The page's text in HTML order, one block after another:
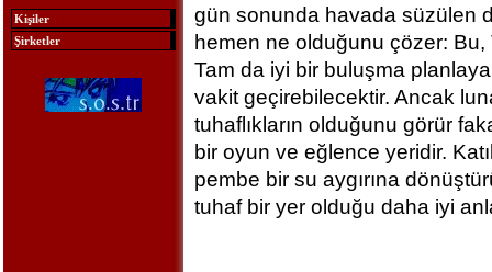
Kişiler
Şirketler
gün sonunda havada süzülen
hemen ne olduğunu çözer: Bu,
Tam da iyi bir buluşma
vakit geçirebilecektir. Ancak
tuhaflıkların olduğunu görür
bir oyun ve eğlence yeridir.
pembe bir su aygırına
tuhaf bir yer olduğu daha iyi